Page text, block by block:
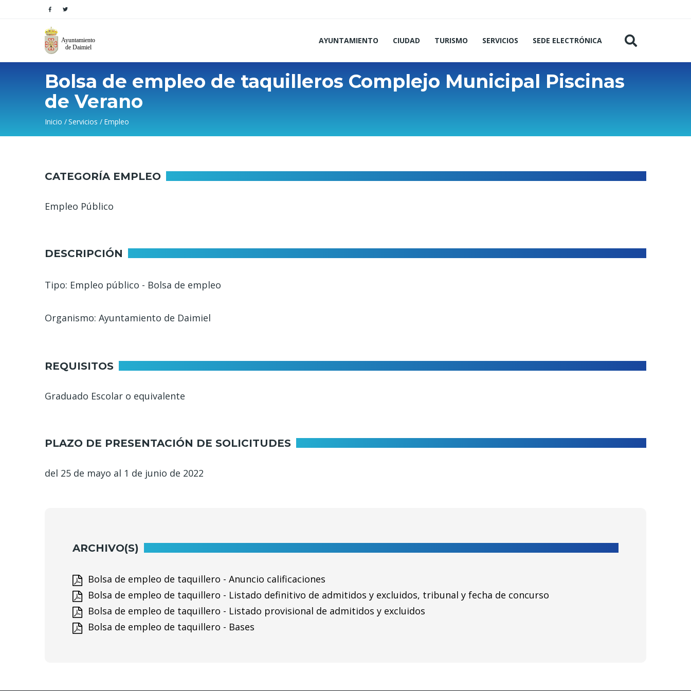
AYUNTAMIENTO CIUDAD TURISMO SERVICIOS SEDE ELECTRÓNICA
Bolsa de empleo de taquilleros Complejo Municipal Piscinas
de Verano
Sobrescribir
ayuda
a
navegación
Inicio Servicios Empleo
CATEGORÍA EMPLEO
Empleo Público
DESCRIPCIÓN
Tipo: Empleo público - Bolsa de empleo
Organismo: Ayuntamiento de Daimiel
REQUISITOS
Graduado Escolar o equivalente
PLAZO DE PRESENTACIÓN DE SOLICITUDES
del 25 de mayo al 1 de junio de 2022
ARCHIVO(S)
Bolsa de empleo de taquillero - Anuncio calificaciones
Bolsa de empleo de taquillero - Listado definitivo de admitidos y excluidos, tribunal y fecha de concurso
Bolsa de empleo de taquillero - Listado provisional de admitidos y excluidos
Bolsa de empleo de taquillero - Bases